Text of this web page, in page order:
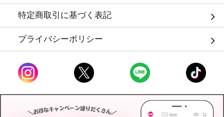
特定商取引に基づく表記
プライバシーポリシー